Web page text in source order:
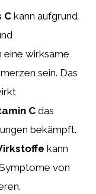
Ckann aufgrund
eine wirksame
sein. Das
Cdas
bekämpft.
kann
von